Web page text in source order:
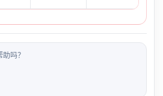
吗？